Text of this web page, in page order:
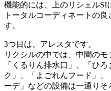
機能的には、上のリシェル
トータルコーディネートの
す。
3つ目は、アレスタです。
リクシルの中では、中間のモ
「くるりん排水口」、「ひ
ク」、「よごれんフード」
ーデ」などの設備は一通りそ